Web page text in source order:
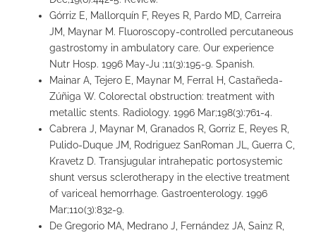
Górriz E, Mallorquín F, Reyes R, Pardo MD, Carreira
JM, Maynar M. Fluoroscopy-controlled percutaneous
gastrostomy in ambulatory care. Our experience
Nutr Hosp. 1996 May-Ju ;11(3):195-9. Spanish.
Mainar A, Tejero E, Maynar M, Ferral H, Castañeda-
Zúñiga W. Colorectal obstruction: treatment with
metallic stents. Radiology. 1996 Mar;198(3):761-4.
Cabrera J, Maynar M, Granados R, Gorriz E, Reyes R,
Pulido-Duque JM, Rodriguez SanRoman JL, Guerra C,
Kravetz D. Transjugular intrahepatic portosystemic
shunt versus sclerotherapy in the elective treatment
of variceal hemorrhage. Gastroenterology. 1996
Mar;110(3):832-9.
De Gregorio MA, Medrano J, Fernández JA, Sainz R,